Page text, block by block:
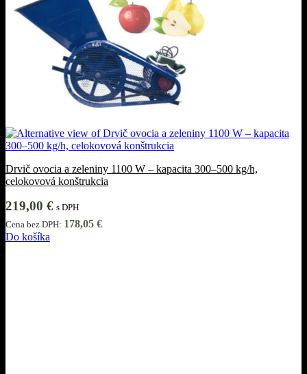
Drvič ovocia a zeleniny 1100 W – kapacita 300–500 kg/h,
celokovová konštrukcia
219,00 € s DPH
Cena bez DPH: 178,05 €
Do košíka